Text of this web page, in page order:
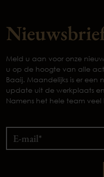
Meld u aan voor onze
u op de hoogte van alle
Baaij. Maandelijks is er een
update uit de werkplaats
Namens het hele team veel